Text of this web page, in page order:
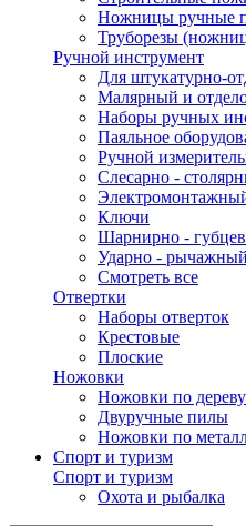
Ножницы ручные
Труборезы
Ручной инструмент
Для штукатурно-
Малярный и
Наборы ручных
Паяльное
Ручной
Слесарно -
Ключи
Шарнирно -
Ударно -
Смотреть все
Отвертки
Наборы отверток
Крестовые
Плоские
Ножовки
Ножовки по дереву
Двуручные пилы
Ножовки по
Спорт и туризм
Спорт и туризм
Охота и рыбалка